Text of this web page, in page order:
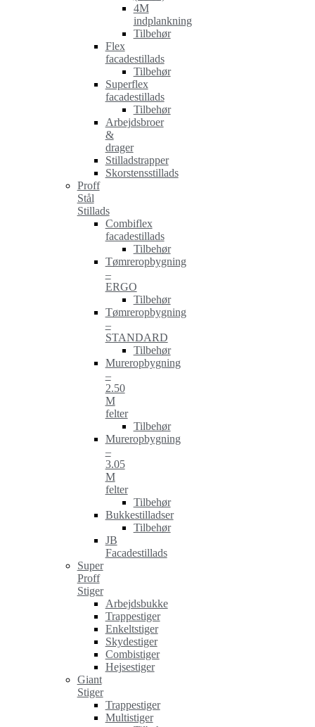
4M
indplankning
Tilbehør
Flex
facadestillads
Tilbehør
Superflex
facadestillads
Tilbehør
Arbejdsbroer
&
drager
Stilladstrapper
Skorstensstillads
Proff
Stål
Stillads
Combiflex
facadestillads
Tilbehør
Tømreropbygning
–
ERGO
Tilbehør
Tømreropbygning
–
STANDARD
Tilbehør
Mureropbygning
–
2.50
M
felter
Tilbehør
Mureropbygning
–
3.05
M
felter
Tilbehør
Bukkestilladser
Tilbehør
JB
Facadestillads
Super
Proff
Stiger
Arbejdsbukke
Trappestiger
Enkeltstiger
Skydestiger
Combistiger
Hejsestiger
Giant
Stiger
Trappestiger
Multistiger